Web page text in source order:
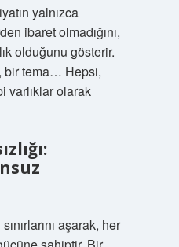
yalnızca
ibaret olmadığını,
olduğunu gösterir.
bir tema… Hepsi,
varlıklar olarak
aşarak, her